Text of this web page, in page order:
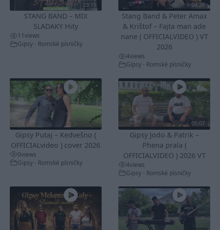
23:15
STANG BAND – MIX
SLADAKY Hity
11views
Gipsy - Romské písničky
04:26
Stang Band & Peter Amax
& Krištof – Fajta man ade
nane ( OFFICIALVIDEO ) VT
2026
4views
Gipsy - Romské písničky
Gipsy Putaj – Kedvešno (
OFFICIALvideo ) cover 2026
0views
Gipsy - Romské písničky
05:07
Gipsy Jodo & Patrik –
Phena prala (
OFFICIALVIDEO ) 2026 VT
4views
Gipsy - Romské písničky